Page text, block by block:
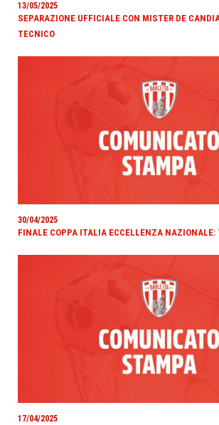
13/05/2025
SEPARAZIONE UFFICIALE CON MISTER DE
TECNICO
30/04/2025
FINALE COPPA ITALIA ECCELLENZA NAZIONALE:
17/04/2025